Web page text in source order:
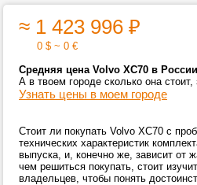
≈ 1 423 996 ₽
0 $ ~ 0 €
Средняя цена Volvo XC70 в России
А в твоем городе сколько она
Узнать цены в моем городе
Стоит ли покупать Volvo XC70 с
технических характеристик
выпуска, и, конечно же, зависит от
чем решиться покупать, стоит
владельцев, чтобы понять